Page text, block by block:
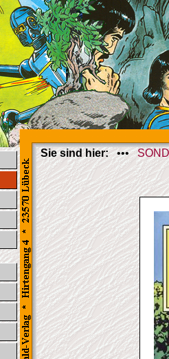
Sie sind hier:•••